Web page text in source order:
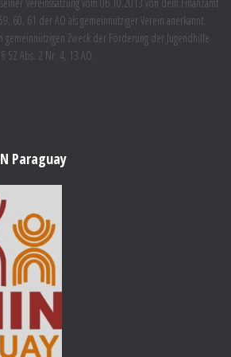
60, 61 der AO als gemeinnütziger Verein anerkannt.
gemeinnützigen Zweck der Förderung der Jugendhilfe
52 Abs. 2 Nr. 4, 13 AO.
Paraguay